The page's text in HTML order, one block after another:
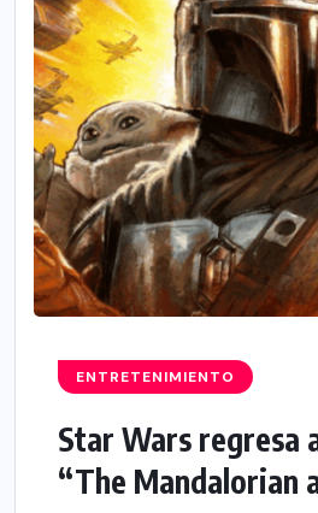
ENTRETENIMIENTO
Star Wars regresa
“The Mandalorian